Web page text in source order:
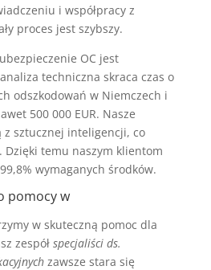
i współpracy z
proces jest szybszy.
OC jest
techniczna skraca czas o
odszkodowań w Niemczech i
500 000 EUR. Nasze
z sztucznej inteligencji, co
Dzięki temu naszym klientom
wymaganych środków.
pomocy w
w skuteczną pomoc dla
zespół specjaliści ds.
zawsze stara się